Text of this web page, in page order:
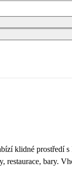
klidné prostředí
restaurace, bary.